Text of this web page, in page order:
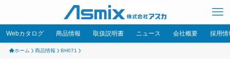
Webカタログ 商品情報 取扱説明書 ニュース 会社概要 採用情
ホーム 商品情報 BH071